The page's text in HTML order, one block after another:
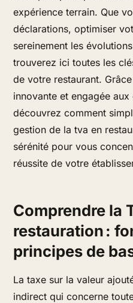
expérience terrain. Que
déclarations, optimiser
sereinement les
trouverez ici toutes les
de votre restaurant.
innovante et engagée
découvrez comment
gestion de la tva en
sérénité pour vous
réussite de votre
Comprendre la
restauration :
principes de
La taxe sur la valeur
indirect qui concerne